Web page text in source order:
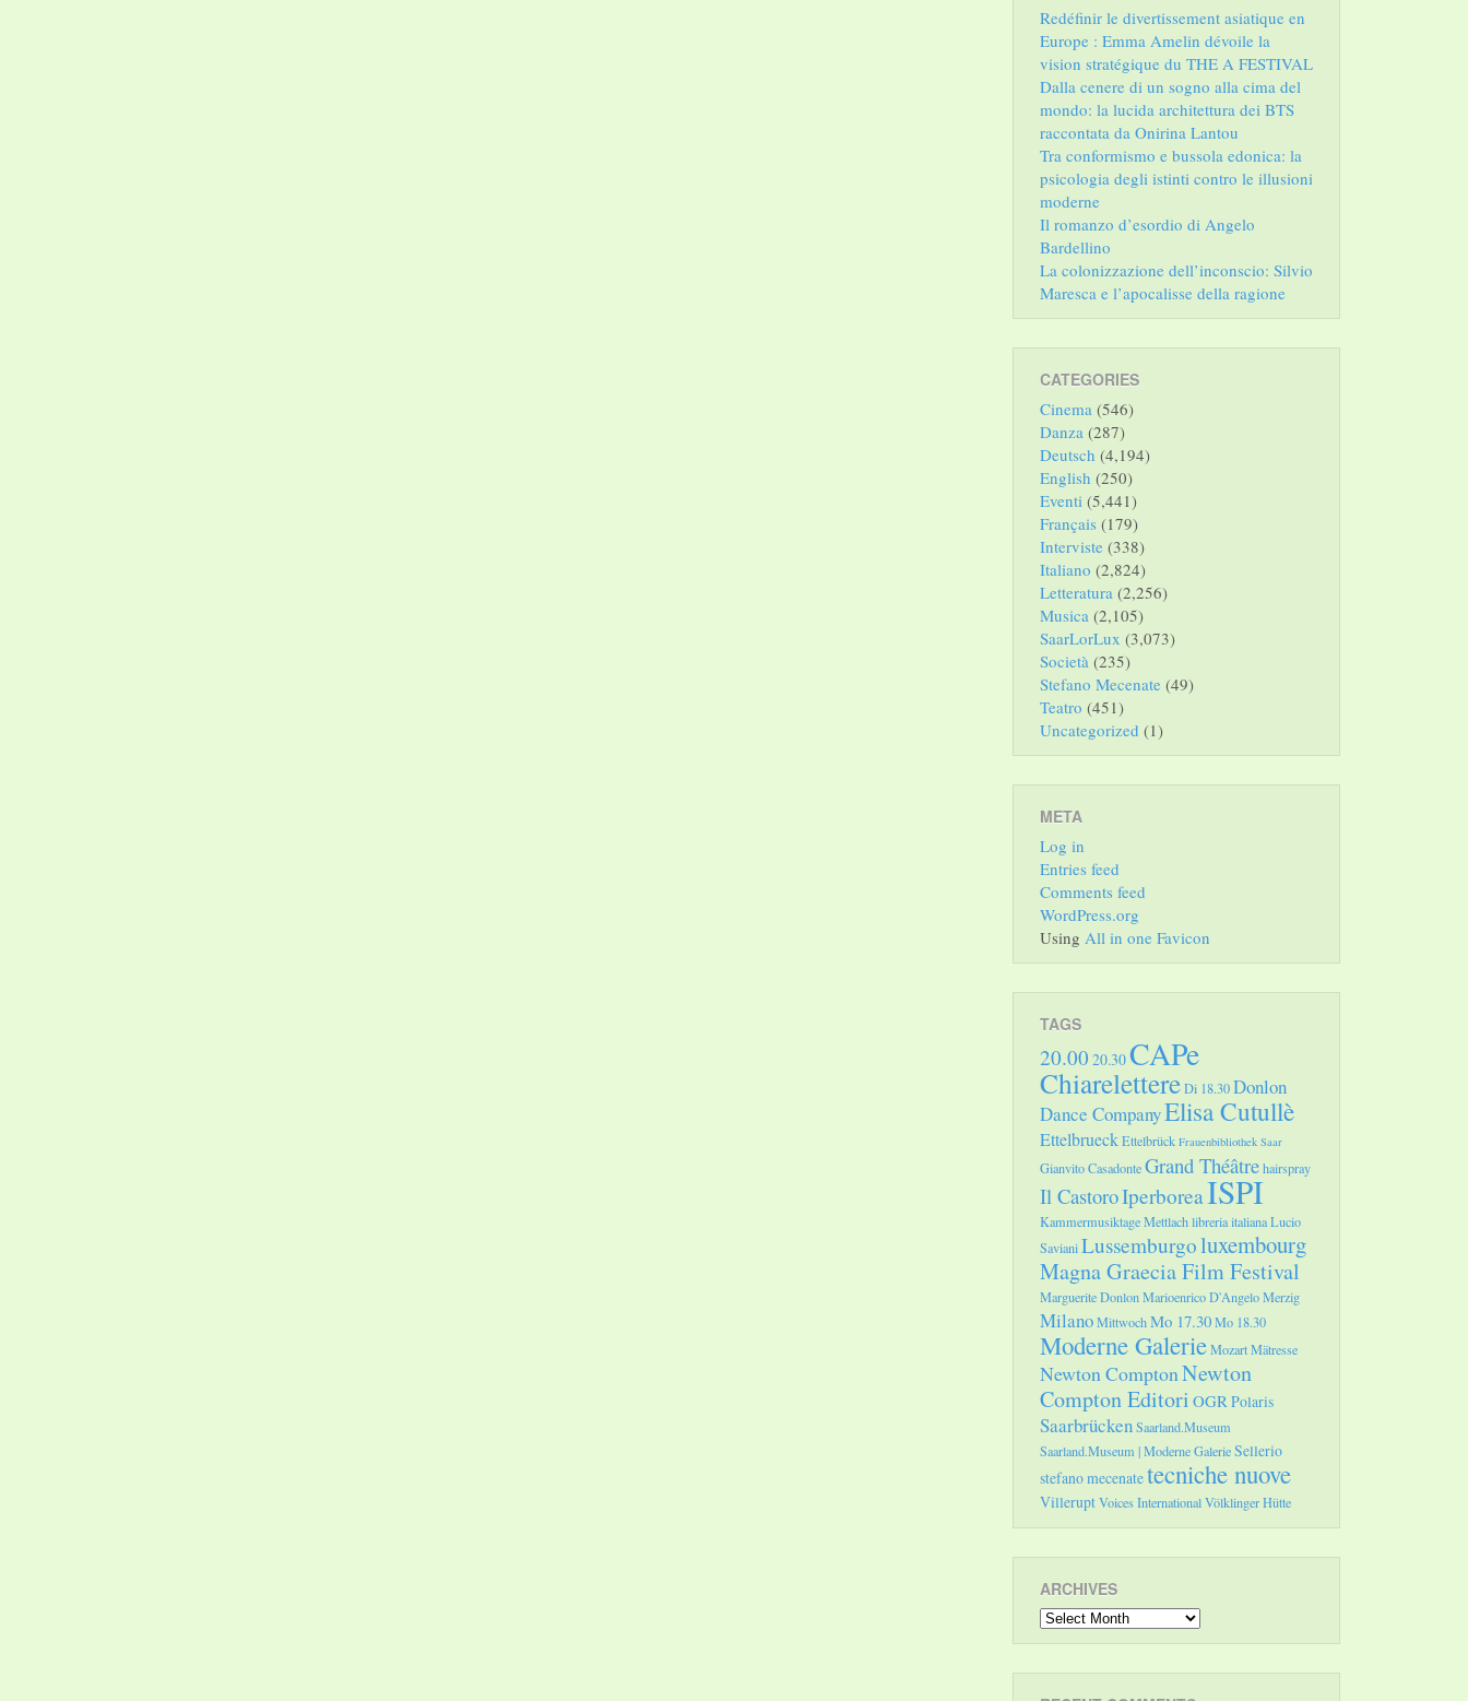
Redéfinir le divertissement asiatique en
Europe : Emma Amelin dévoile la
vision stratégique du THE A FESTIVAL
Dalla cenere di un sogno alla cima del
mondo: la lucida architettura dei BTS
raccontata da Onirina Lantou
Tra conformismo e bussola edonica: la
psicologia degli istinti contro le illusioni
moderne
Il romanzo d’esordio di Angelo
Bardellino
La colonizzazione dell’inconscio: Silvio
Maresca e l’apocalisse della ragione
CATEGORIES
Cinema (546)
Danza (287)
Deutsch (4,194)
English (250)
Eventi (5,441)
Français (179)
Interviste (338)
Italiano (2,824)
Letteratura (2,256)
Musica (2,105)
SaarLorLux (3,073)
Società (235)
Stefano Mecenate (49)
Teatro (451)
Uncategorized (1)
META
Log in
Entries feed
Comments feed
WordPress.org
Using All in one Favicon
TAGS
20.00 20.30CAPe
ChiarelettereDi 18.30Donlon
Dance CompanyElisa Cutullè
EttelbrueckEttelbrück Frauenbibliothek Saar
Gianvito CasadonteGrand Théâtrehairspray
Il CastoroIperboreaISPI
Kammermusiktage Mettlachlibreria italianaLucio
SavianiLussemburgoluxembourg
Magna Graecia Film Festival
Marguerite DonlonMarioenrico D'AngeloMerzig
MilanoMittwochMo 17.30Mo 18.30
Moderne GalerieMozartMätresse
Newton ComptonNewton
Compton Editori OGRPolaris
SaarbrückenSaarland.Museum
Saarland.Museum | Moderne GalerieSellerio
stefano mecenatetecniche nuove
VilleruptVoices InternationalVölklinger Hütte
ARCHIVES
Archives